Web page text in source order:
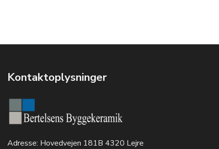
Kontaktoplysninger
Adresse: Hovedvejen 181B 4320 Lejre